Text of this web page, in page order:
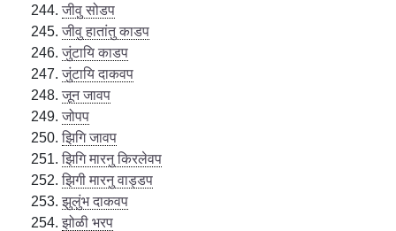
जीवु सोडप
जीवु हातांतु काडप
जुंटायि काडप
जुंटायि दाकवप
जून जावप
जोपप
झिगि जावप
झिगि मारनु किरलेवप
झिगी मारनु वाड्डप
झुलुंभ दाकवप
झोळी भरप